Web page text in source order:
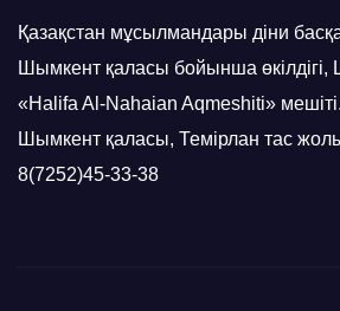
Қазақстан мұсылмандары діни
Шымкент қаласы бойынша
«Halifa Al-Nahaian Aqmeshiti»
Шымкент қаласы, Темірлан тас
8(7252)45-33-38